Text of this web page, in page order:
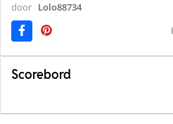
door Lolo88734
Scorebord